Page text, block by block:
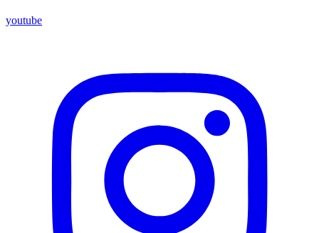
youtube